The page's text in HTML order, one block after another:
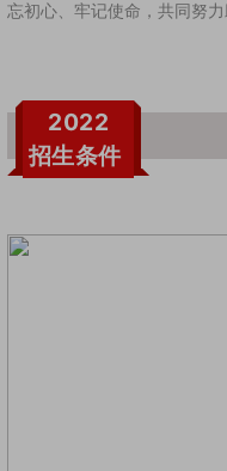
忘初心、牢记使命，共同努
2022
招生条件